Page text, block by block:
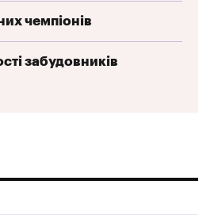
чемпіонів
забудовників